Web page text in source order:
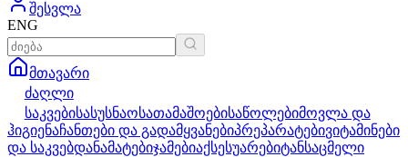
შესვლა
ENG
მთავარი
ძაღლი
საკვებისასუსნაოსათამაშოებისაწოლებიმოვლა და
ჰიგიენაჩანთები და გადამყვანებიპრეპარატებივიტამინები
და საკვებდანამატებიჯამებიაქსესუარებიტანსაცმელი